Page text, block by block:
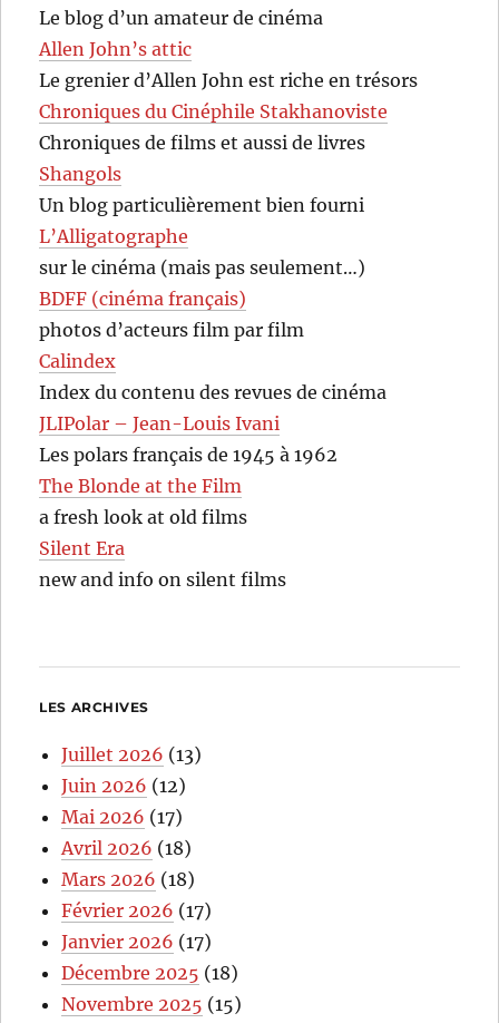
Le blog d’un amateur de cinéma
Allen John’s attic
Le grenier d’Allen John est riche en trésors
Chroniques du Cinéphile Stakhanoviste
Chroniques de films et aussi de livres
Shangols
Un blog particulièrement bien fourni
L’Alligatographe
sur le cinéma (mais pas seulement…)
BDFF (cinéma français)
photos d’acteurs film par film
Calindex
Index du contenu des revues de cinéma
JLIPolar – Jean-Louis Ivani
Les polars français de 1945 à 1962
The Blonde at the Film
a fresh look at old films
Silent Era
new and info on silent films
LES ARCHIVES
Juillet 2026 (13)
Juin 2026 (12)
Mai 2026 (17)
Avril 2026 (18)
Mars 2026 (18)
Février 2026 (17)
Janvier 2026 (17)
Décembre 2025 (18)
Novembre 2025 (15)